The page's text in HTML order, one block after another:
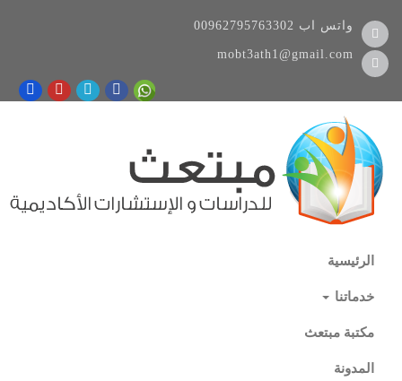
00962795763302 واتس اب
mobt3ath1@gmail.com
الرئيسية
خدماتنا
مكتبة مبتعث
المدونة